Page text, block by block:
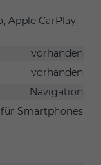
Apple CarPlay,
vorhanden
vorhanden
Navigation
Smartphones